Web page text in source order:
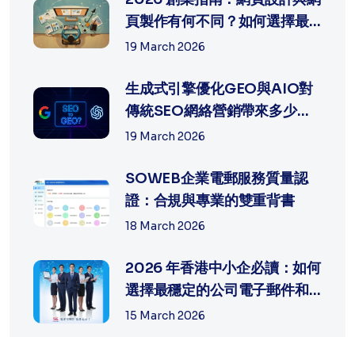
頁製作有何不同？如何選擇最
適合中...
19 March 2026
生成式引擎優化GEO與AIO對
傳統SEO網絡營銷帶來多少沖
擊?
19 March 2026
SOWEB企業電郵服務質量認
證：合規與專業的雙重背書
18 March 2026
2026 年香港中小企必讀：如何
選擇最穩定的公司電子郵件和
網頁製...
15 March 2026